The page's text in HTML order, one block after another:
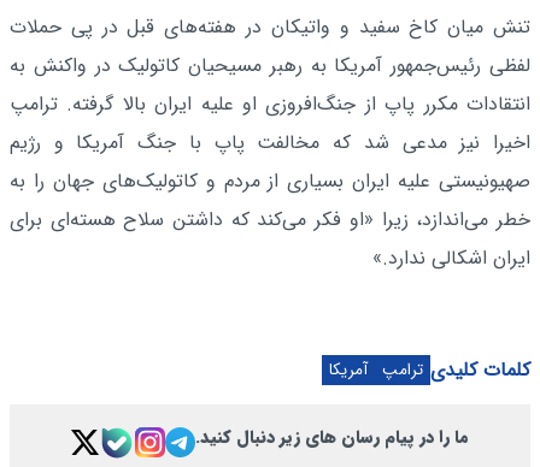
تنش میان کاخ سفید و واتیکان در هفته‌های قبل در پی حملات
لفظی رئیس‌جمهور آمریکا به رهبر مسیحیان کاتولیک در واکنش به
انتقادات مکرر پاپ از جنگ‌افروزی او علیه ایران بالا گرفته. ترامپ
اخیرا نیز مدعی شد که مخالفت پاپ با جنگ آمریکا و رژیم
صهیونیستی علیه ایران بسیاری از مردم و کاتولیک‌های جهان را به
خطر می‌اندازد، زیرا «او فکر می‌کند که داشتن سلاح هسته‌ای برای
ایران اشکالی ندارد.»
کلمات کلیدی ترامپ آمریکا
ما را در پیام رسان های زیر دنبال کنید.